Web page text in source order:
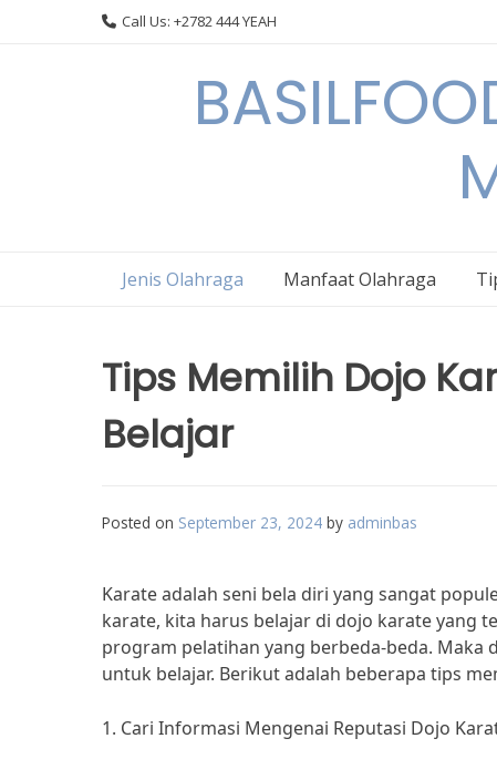
Call Us: +2782 444 YEAH
Jenis Olahraga Manfaat Olahraga
Tips Memilih Dojo
Belajar
Posted on September 23, 2024 by adminbas
Karate adalah seni bela diri yang sangat
karate, kita harus belajar di dojo karate yang
program pelatihan yang berbeda-beda.
untuk belajar. Berikut adalah beberapa tips
1. Cari Informasi Mengenai Reputasi Dojo